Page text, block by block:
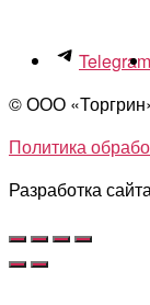
Telegram
© ООО
Политика
Разработка